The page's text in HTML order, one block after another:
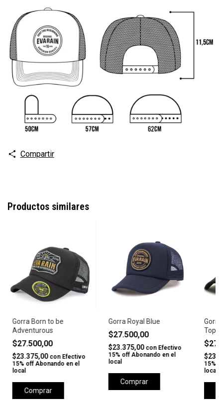
Compartir
Productos similares
Gorra Born to be
Adventurous
$27.500,00
$23.375,00 con Efectivo
15% off Abonando en el
local
Comprar
Gorra Royal Blue
$27.500,00
$23.375,00 con Efectivo
15% off Abonando en el
local
Comprar
Top
15%
local